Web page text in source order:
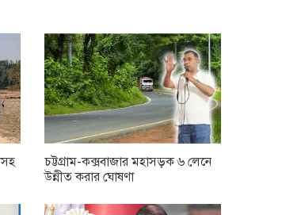
চট্টগ্রাম-কক্সবাজার মহাসড়ক ৬ লেনে
উন্নীত করার ঘোষণা